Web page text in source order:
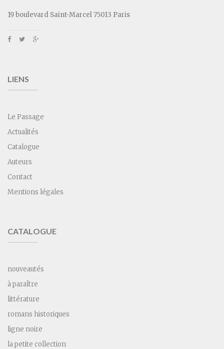
19 boulevard Saint-Marcel 75013 Paris
LIENS
Le Passage
Actualités
Catalogue
Auteurs
Contact
Mentions légales
CATALOGUE
nouveautés
à paraître
littérature
romans historiques
ligne noire
la petite collection